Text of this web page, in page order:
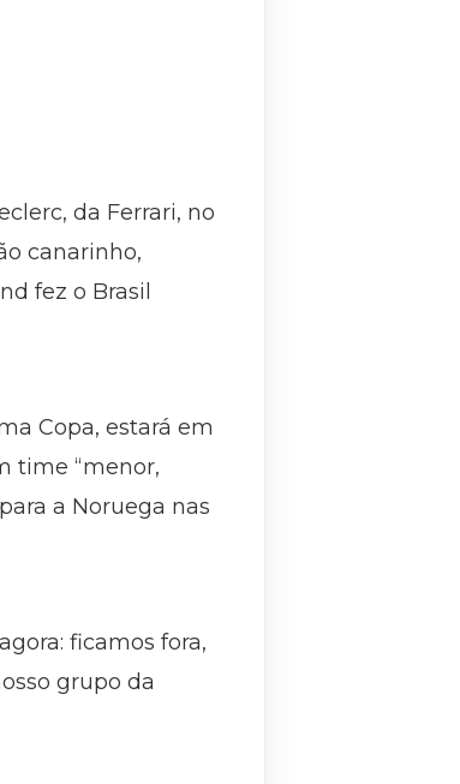
da Ferrari, no
canarinho,
fez o Brasil
Copa, estará em
time “menor,
a Noruega nas
ficamos fora,
grupo da